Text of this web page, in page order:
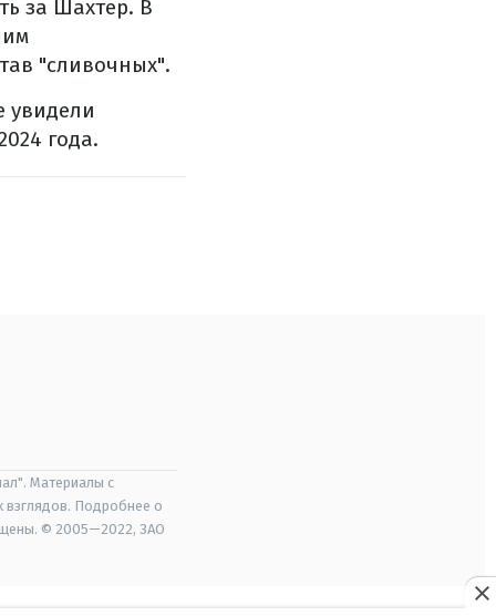
за Шахтер. В
"сливочных".
увидели
года.
Материалы с
взглядов. Подробнее о
© 2005—2022, ЗАО